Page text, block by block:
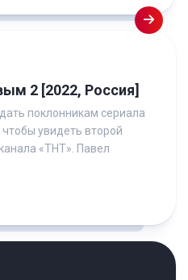
2 [2022, Россия]
поклонникам сериала
увидеть второй
«ТНТ». Павел